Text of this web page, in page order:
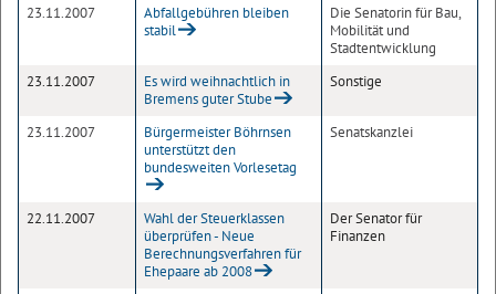
23.11.2007
Abfallgebühren bleiben
stabil
Die Senatorin für Bau,
Mobilität und
Stadtentwicklung
23.11.2007
Es wird weihnachtlich in
Bremens guter Stube
Sonstige
23.11.2007
Bürgermeister Böhrnsen
unterstützt den
bundesweiten Vorlesetag
Senatskanzlei
22.11.2007
Wahl der Steuerklassen
überprüfen - Neue
Berechnungsverfahren für
Ehepaare ab 2008
Der Senator für
Finanzen